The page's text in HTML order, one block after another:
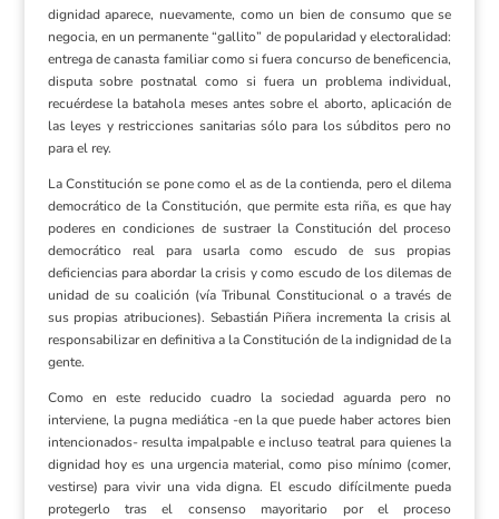
dignidad aparece, nuevamente, como un bien de consumo que se
negocia, en un permanente “gallito” de popularidad y electoralidad:
entrega de canasta familiar como si fuera concurso de beneficencia,
disputa sobre postnatal como si fuera un problema individual,
recuérdese la batahola meses antes sobre el aborto, aplicación de
las leyes y restricciones sanitarias sólo para los súbditos pero no
para el rey.
La Constitución se pone como el as de la contienda, pero el dilema
democrático de la Constitución, que permite esta riña, es que hay
poderes en condiciones de sustraer la Constitución del proceso
democrático real para usarla como escudo de sus propias
deficiencias para abordar la crisis y como escudo de los dilemas de
unidad de su coalición (vía Tribunal Constitucional o a través de
sus propias atribuciones). Sebastián Piñera incrementa la crisis al
responsabilizar en definitiva a la Constitución de la indignidad de la
gente.
Como en este reducido cuadro la sociedad aguarda pero no
interviene, la pugna mediática -en la que puede haber actores bien
intencionados- resulta impalpable e incluso teatral para quienes la
dignidad hoy es una urgencia material, como piso mínimo (comer,
vestirse) para vivir una vida digna. El escudo difícilmente pueda
protegerlo tras el consenso mayoritario por el proceso